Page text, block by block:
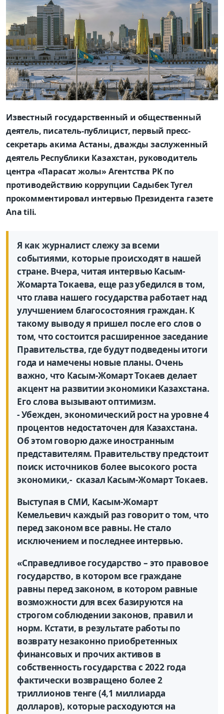
Известный государственный и общественный
деятель, писатель-публицист, первый пресс-
секретарь акима Астаны, дважды заслуженный
деятель Республики Казахстан, руководитель
центра «Парасат жолы» Агентства РК по
противодействию коррупции Садыбек Тугел
прокомментировал интервью Президента газете
Ana tili.
Я как журналист слежу за всеми
событиями, которые происходят в нашей
стране. Вчера, читая интервью Касым-
Жомарта Токаева, еще раз убедился в том,
что глава нашего государства работает над
улучшением благосостояния граждан. К
такому выводу я пришел после его слов о
том, что состоится расширенное заседание
Правительства, где будут подведены итоги
года и намечены новые планы. Очень
важно, что Касым-Жомарт Токаев делает
акцент на развитии экономики Казахстана.
Его слова вызывают оптимизм.
- Убежден, экономический рост на уровне 4
процентов недостаточен для Казахстана.
Об этом говорю даже иностранным
представителям. Правительству предстоит
поиск источников более высокого роста
экономики,- сказал Касым-Жомарт Токаев.
Выступая в СМИ, Касым-Жомарт
Кемельевич каждый раз говорит о том, что
перед законом все равны. Не стало
исключением и последнее интервью.
«Справедливое государство – это правовое
государство, в котором все граждане
равны перед законом, в котором равные
возможности для всех базируются на
строгом соблюдении законов, правил и
норм. Кстати, в результате работы по
возврату незаконно приобретенных
финансовых и прочих активов в
собственность государства с 2022 года
фактически возвращено более 2
триллионов тенге (4,1 миллиарда
долларов), которые расходуются на